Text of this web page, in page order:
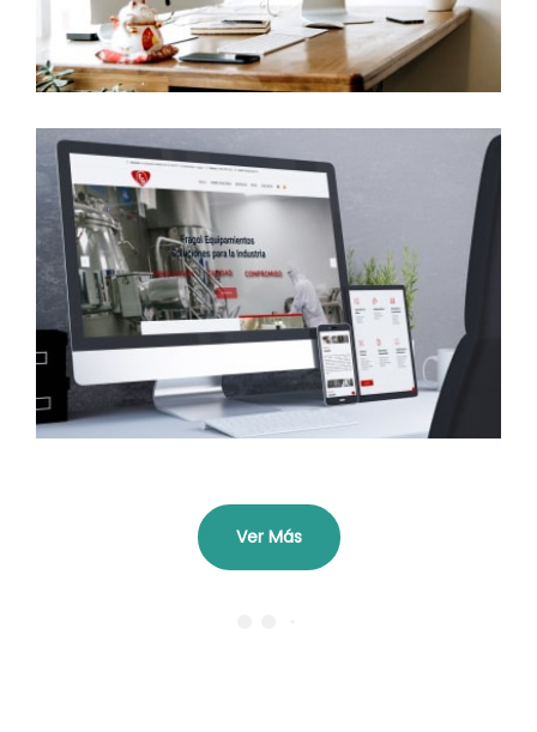
Fragol
Ver Más